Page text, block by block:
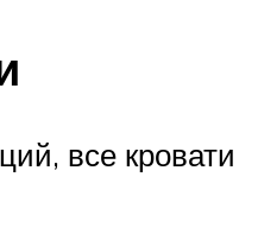
все кровати